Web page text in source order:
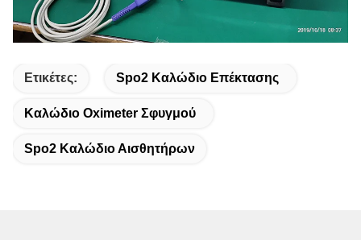
Ετικέτες: Spo2 Καλώδιο Επέκτασης
Καλώδιο Oximeter Σφυγμού
Spo2 Καλώδιο Αισθητήρων